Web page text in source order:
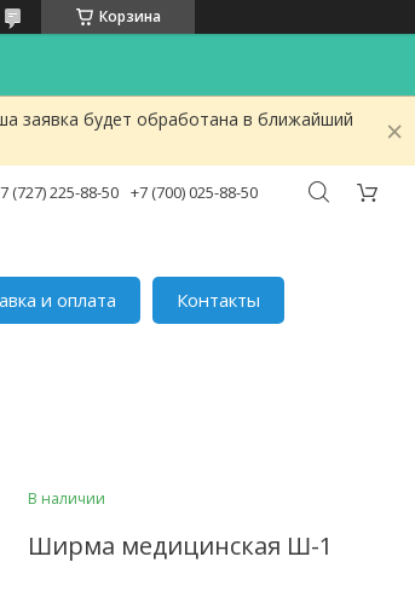
Корзина
заявка будет обработана в ближайший
(727) 225-88-50 +7 (700) 025-88-50
и оплата
Контакты
В наличии
Ширма медицинская Ш-1